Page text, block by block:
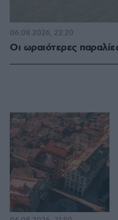
Οι ωραιότερες
06.08.2026, 22:20